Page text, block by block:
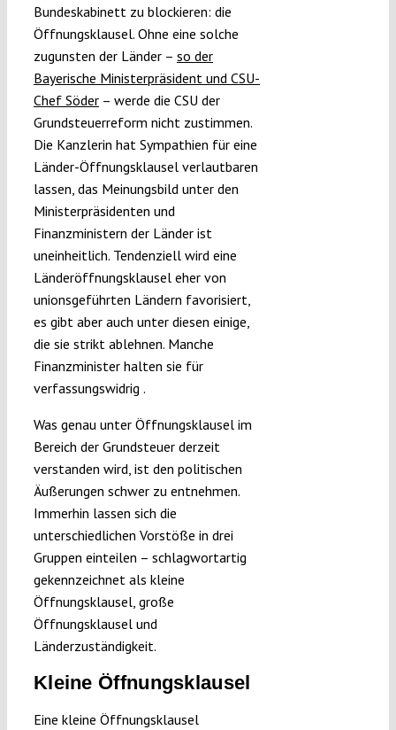
Bundeskabinett zu blockieren: die
Öffnungsklausel. Ohne eine solche
zugunsten der Länder – so der
Bayerische Ministerpräsident und CSU-
Chef Söder– werde die CSU der
Grundsteuerreform nicht zustimmen.
Die Kanzlerin hat Sympathien für eine
Länder-Öffnungsklausel verlautbaren
lassen, das Meinungsbild unter den
Ministerpräsidenten und
Finanzministern der Länder ist
uneinheitlich. Tendenziell wird eine
Länderöffnungsklausel eher von
unionsgeführten Ländern favorisiert,
es gibt aber auch unter diesen einige,
die sie strikt ablehnen. Manche
Finanzminister halten sie für
verfassungswidrig .
Was genau unter Öffnungsklausel im
Bereich der Grundsteuer derzeit
verstanden wird, ist den politischen
Äußerungen schwer zu entnehmen.
Immerhin lassen sich die
unterschiedlichen Vorstöße in drei
Gruppen einteilen – schlagwortartig
gekennzeichnet als kleine
Öffnungsklausel, große
Öffnungsklausel und
Länderzuständigkeit.
Kleine Öffnungsklausel
Eine kleine Öffnungsklausel